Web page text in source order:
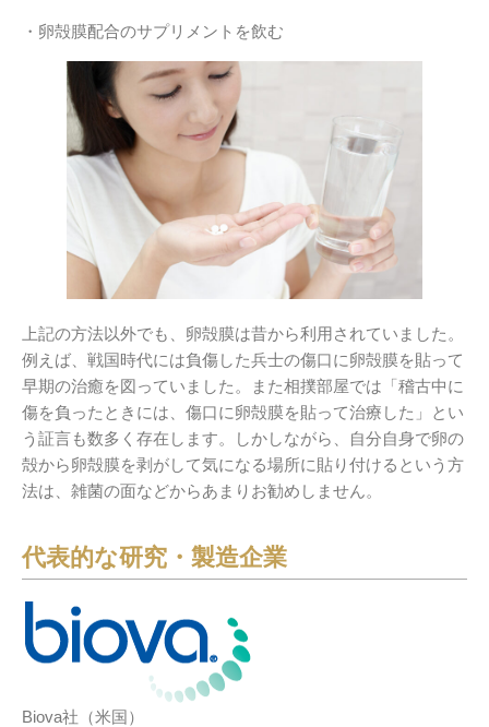
・卵殻膜配合のサプリメントを飲む
上記の方法以外でも、卵殻膜は昔から利用されていました。
例えば、戦国時代には負傷した兵士の傷口に卵殻膜を貼って
早期の治癒を図っていました。また相撲部屋では「稽古中に
傷を負ったときには、傷口に卵殻膜を貼って治療した」とい
う証言も数多く存在します。しかしながら、自分自身で卵の
殻から卵殻膜を剥がして気になる場所に貼り付けるという方
法は、雑菌の面などからあまりお勧めしません。
代表的な研究・製造企業
Biova社（米国）